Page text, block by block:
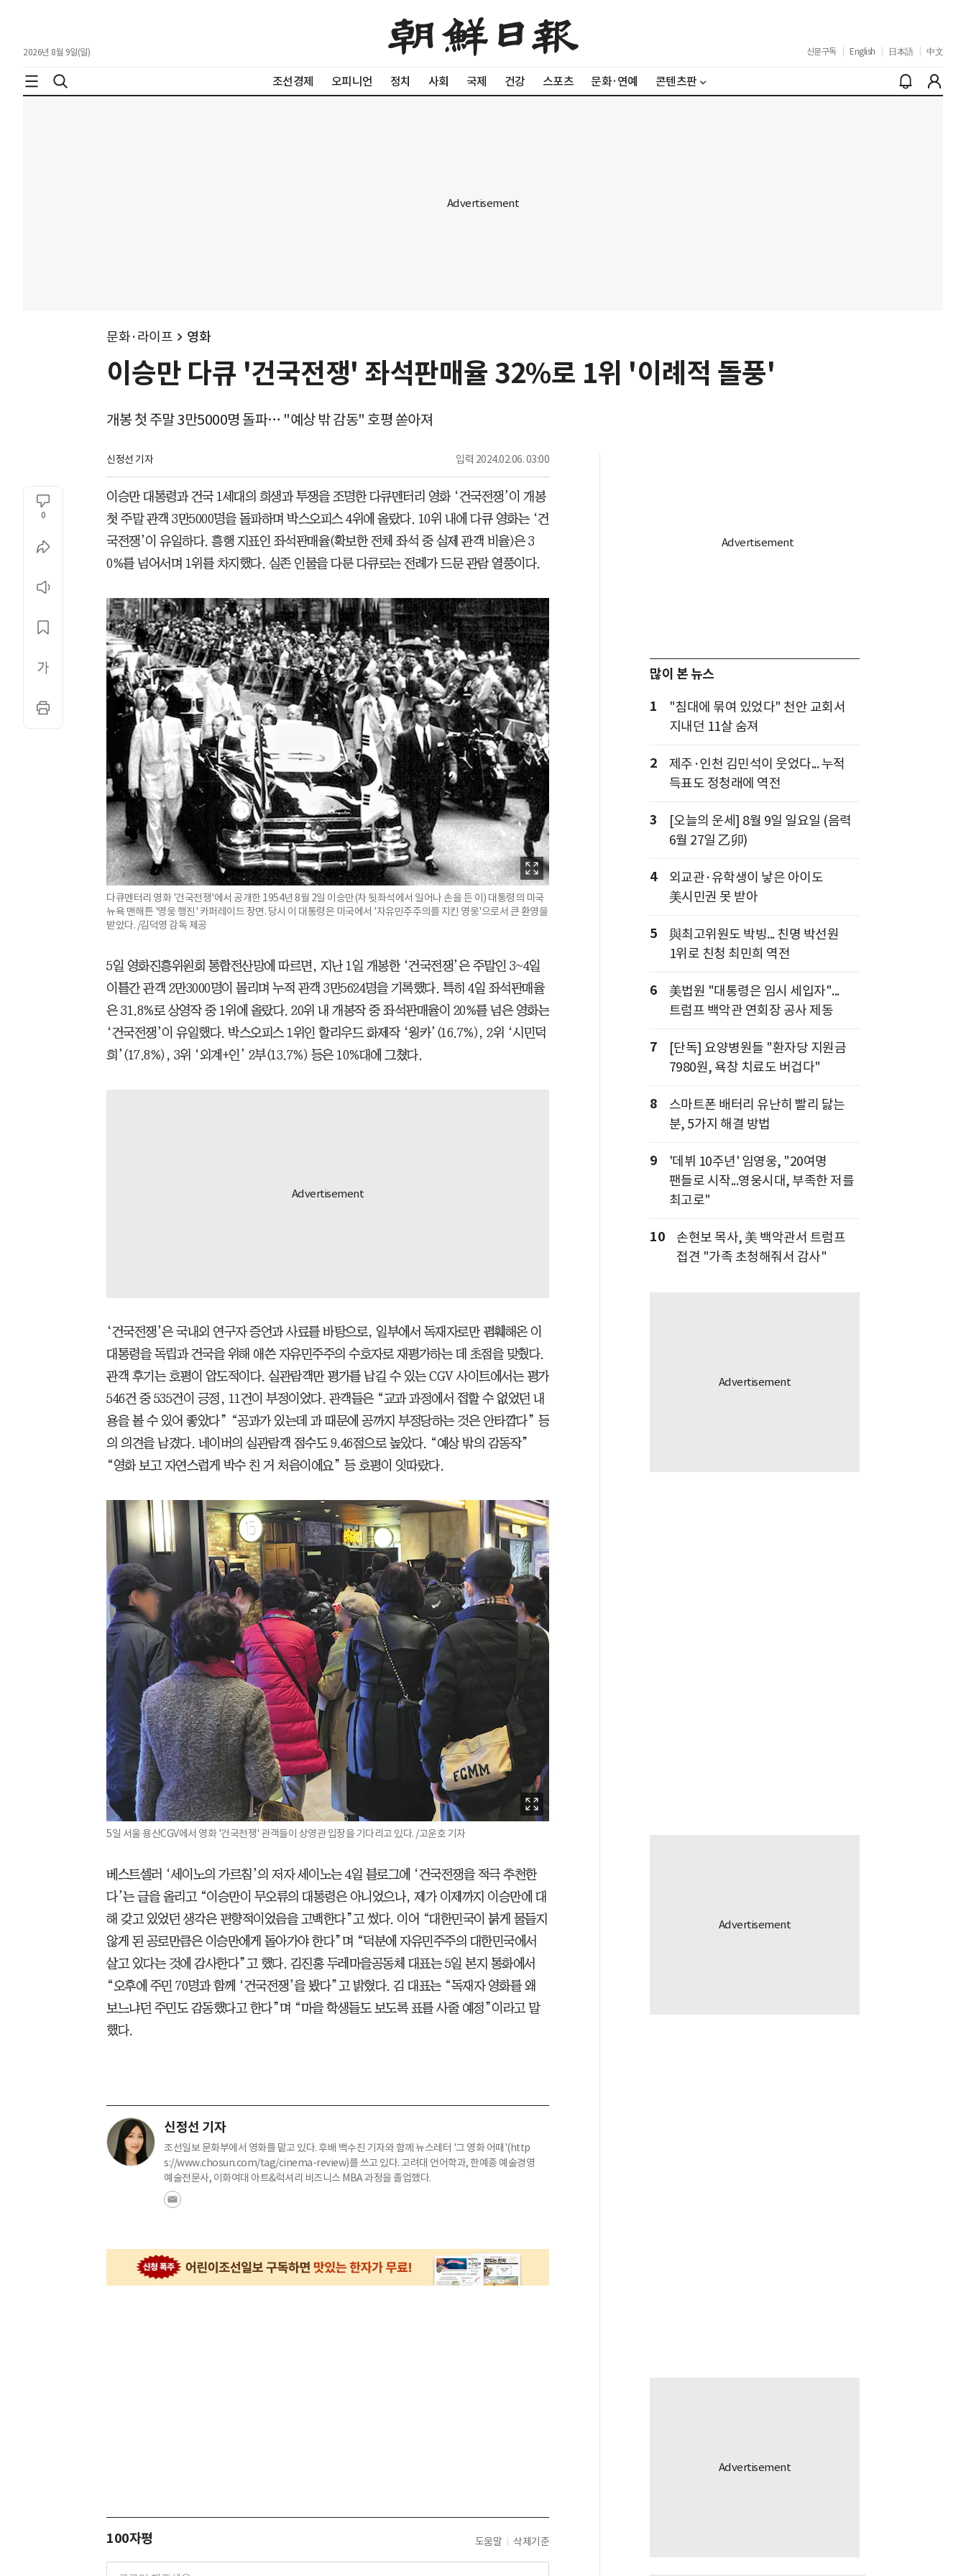
2026년 8월 9일(일) 신문구독 English 日本語 中文
조선경제 오피니언 정치 사회 국제 건강 스포츠 문화·연예 콘텐츠판
문화·라이프 영화
이승만 다큐 '건국전쟁' 좌석판매율 32%로 1위 '이례적 돌풍'
개봉 첫 주말 3만5000명 돌파… "예상 밖 감동" 호평 쏟아져
신정선 기자 입력 2024.02.06. 03:00
0
이승만 대통령과 건국 1세대의 희생과 투쟁을 조명한 다큐멘터리 영화 ‘건국전쟁’이 개봉
첫 주말 관객 3만5000명을 돌파하며 박스오피스 4위에 올랐다. 10위 내에 다큐 영화는 ‘건
국전쟁’이 유일하다. 흥행 지표인 좌석판매율(확보한 전체 좌석 중 실제 관객 비율)은 3
0%를 넘어서며 1위를 차지했다. 실존 인물을 다룬 다큐로는 전례가 드문 관람 열풍이다.
다큐멘터리 영화 '건국전쟁'에서 공개한 1954년 8월 2일 이승만(차 뒷좌석에서 일어나 손을 든 이) 대통령의 미국
뉴욕 맨해튼 '영웅 행진' 카퍼레이드 장면. 당시 이 대통령은 미국에서 '자유민주주의를 지킨 영웅'으로서 큰 환영을
받았다. /김덕영 감독 제공
5일 영화진흥위원회 통합전산망에 따르면, 지난 1일 개봉한 ‘건국전쟁’은 주말인 3~4일
이틀간 관객 2만3000명이 몰리며 누적 관객 3만5624명을 기록했다. 특히 4일 좌석판매율
은 31.8%로 상영작 중 1위에 올랐다. 20위 내 개봉작 중 좌석판매율이 20%를 넘은 영화는
‘건국전쟁’이 유일했다. 박스오피스 1위인 할리우드 화제작 ‘웡카’(16.7%), 2위 ‘시민덕
희’(17.8%), 3위 ‘외계+인’ 2부(13.7%) 등은 10%대에 그쳤다.
‘건국전쟁’은 국내외 연구자 증언과 사료를 바탕으로, 일부에서 독재자로만 폄훼해온 이
대통령을 독립과 건국을 위해 애쓴 자유민주주의 수호자로 재평가하는 데 초점을 맞췄다.
관객 후기는 호평이 압도적이다. 실관람객만 평가를 남길 수 있는 CGV 사이트에서는 평가
546건 중 535건이 긍정, 11건이 부정이었다. 관객들은 “교과 과정에서 접할 수 없었던 내
용을 볼 수 있어 좋았다” “공과가 있는데 과 때문에 공까지 부정당하는 것은 안타깝다” 등
의 의견을 남겼다. 네이버의 실관람객 점수도 9.46점으로 높았다. “예상 밖의 감동작”
“영화 보고 자연스럽게 박수 친 거 처음이에요” 등 호평이 잇따랐다.
5일 서울 용산CGV에서 영화 '건국전쟁' 관객들이 상영관 입장을 기다리고 있다. /고운호 기자
베스트셀러 ‘세이노의 가르침’의 저자 세이노는 4일 블로그에 ‘건국전쟁을 적극 추천한
다’는 글을 올리고 “이승만이 무오류의 대통령은 아니었으나, 제가 이제까지 이승만에 대
해 갖고 있었던 생각은 편향적이었음을 고백한다”고 썼다. 이어 “대한민국이 붉게 물들지
않게 된 공로만큼은 이승만에게 돌아가야 한다”며 “덕분에 자유민주주의 대한민국에서
살고 있다는 것에 감사한다”고 했다. 김진홍 두레마을공동체 대표는 5일 본지 통화에서
“오후에 주민 70명과 함께 ‘건국전쟁’을 봤다”고 밝혔다. 김 대표는 “독재자 영화를 왜
보느냐던 주민도 감동했다고 한다”며 “마을 학생들도 보도록 표를 사줄 예정”이라고 말
했다.
신정선 기자
조선일보 문화부에서 영화를 맡고 있다. 후배 백수진 기자와 함께 뉴스레터 '그 영화 어때'(http
s://www.chosun.com/tag/cinema-review)를 쓰고 있다. 고려대 언어학과, 한예종 예술경영
예술전문사, 이화여대 아트&럭셔리 비즈니스 MBA 과정을 졸업했다.
100자평 도움말 삭제기준
많이 본 뉴스
1
"침대에 묶여 있었다" 천안 교회서
지내던 11살 숨져
2
제주·인천 김민석이 웃었다... 누적
득표도 정청래에 역전
3
[오늘의 운세] 8월 9일 일요일 (음력
6월 27일 乙卯)
4
외교관·유학생이 낳은 아이도
美시민권 못 받아
5
與최고위원도 박빙... 친명 박선원
1위로 친청 최민희 역전
6
美법원 "대통령은 임시 세입자"...
트럼프 백악관 연회장 공사 제동
7
[단독] 요양병원들 "환자당 지원금
7980원, 욕창 치료도 버겁다"
8
스마트폰 배터리 유난히 빨리 닳는
분, 5가지 해결 방법
9
'데뷔 10주년' 임영웅, "20여명
팬들로 시작...영웅시대, 부족한 저를
최고로"
10
손현보 목사, 美 백악관서 트럼프
접견 "가족 초청해줘서 감사"